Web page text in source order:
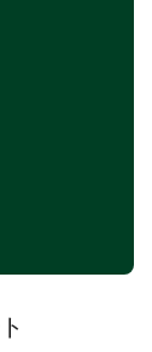
on our
support